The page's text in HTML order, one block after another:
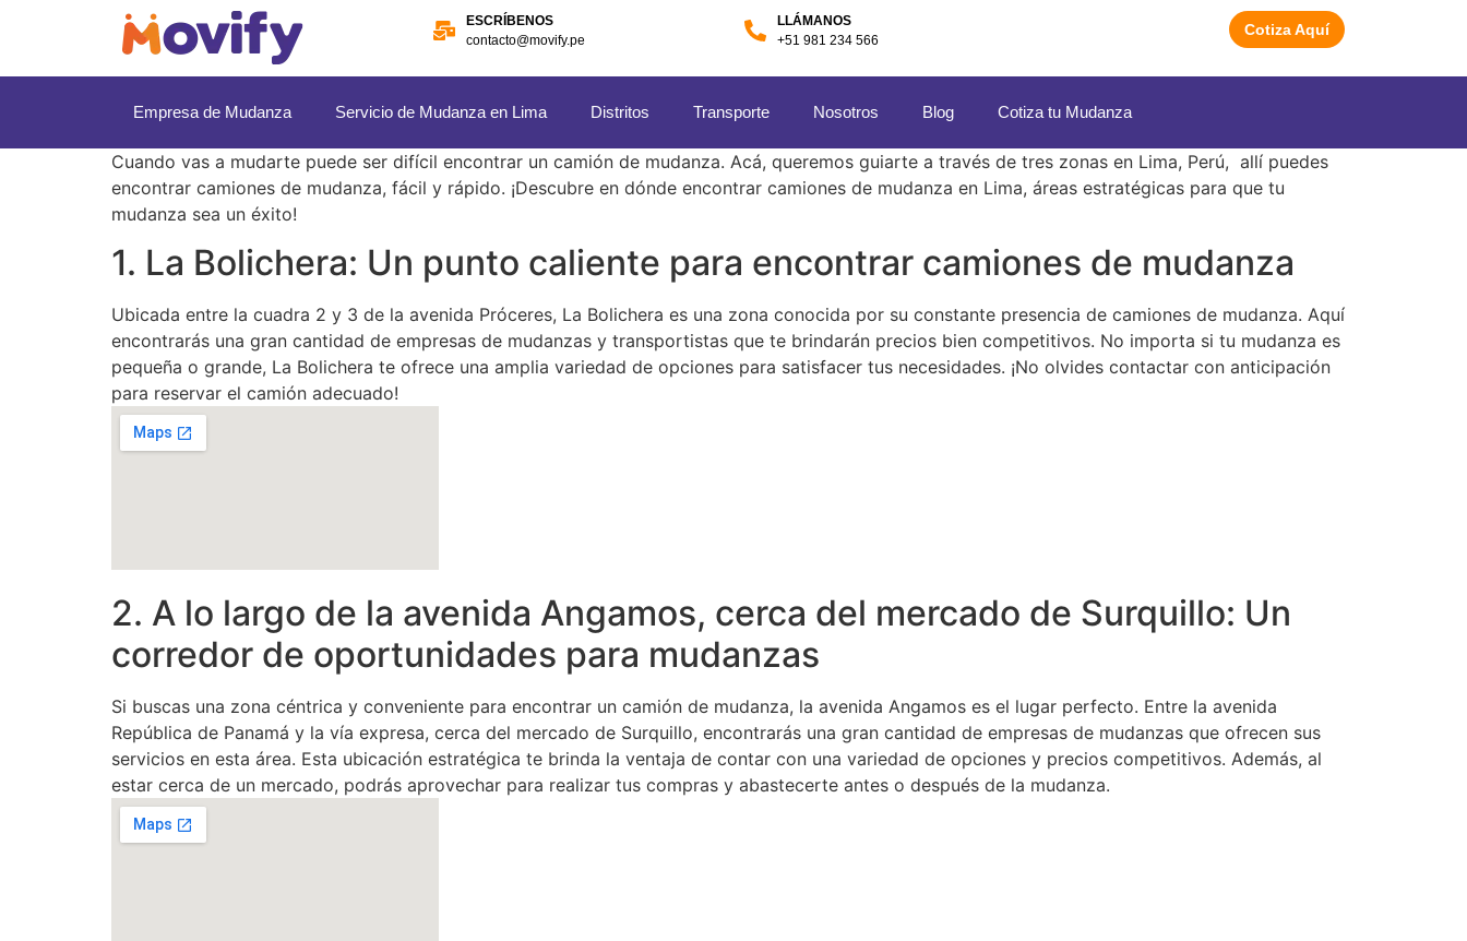
ESCRÍBENOS
contacto@movify.pe
LLÁMANOS
+51 981 234 566
Cotiza Aquí
Empresa de Mudanza Servicio de Mudanza en Lima Distritos Transporte Nosotros Blog Cotiza tu Mudanza
Cuando vas a mudarte puede ser difícil encontrar un camión de mudanza. Acá, queremos guiarte a través de tres zonas en Lima, Perú, allí puedes
encontrar camiones de mudanza, fácil y rápido. ¡Descubre en dónde encontrar camiones de mudanza en Lima, áreas estratégicas para que tu
mudanza sea un éxito!
1. La Bolichera: Un punto caliente para encontrar camiones de mudanza
Ubicada entre la cuadra 2 y 3 de la avenida Próceres, La Bolichera es una zona conocida por su constante presencia de camiones de mudanza. Aquí
encontrarás una gran cantidad de empresas de mudanzas y transportistas que te brindarán precios bien competitivos. No importa si tu mudanza es
pequeña o grande, La Bolichera te ofrece una amplia variedad de opciones para satisfacer tus necesidades. ¡No olvides contactar con anticipación
para reservar el camión adecuado!
2. A lo largo de la avenida Angamos, cerca del mercado de Surquillo: Un
corredor de oportunidades para mudanzas
Si buscas una zona céntrica y conveniente para encontrar un camión de mudanza, la avenida Angamos es el lugar perfecto. Entre la avenida
República de Panamá y la vía expresa, cerca del mercado de Surquillo, encontrarás una gran cantidad de empresas de mudanzas que ofrecen sus
servicios en esta área. Esta ubicación estratégica te brinda la ventaja de contar con una variedad de opciones y precios competitivos. Además, al
estar cerca de un mercado, podrás aprovechar para realizar tus compras y abastecerte antes o después de la mudanza.